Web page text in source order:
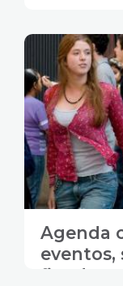
Agenda
eventos,
fim de